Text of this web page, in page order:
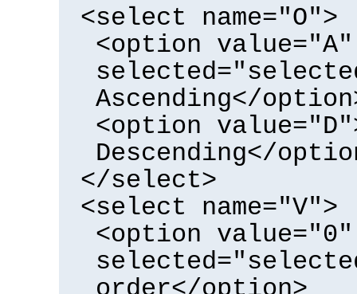
<select name="O">
<option value="A"
Ascending</
<option
Descending</
</select>
<select name="V">
<option value="0"